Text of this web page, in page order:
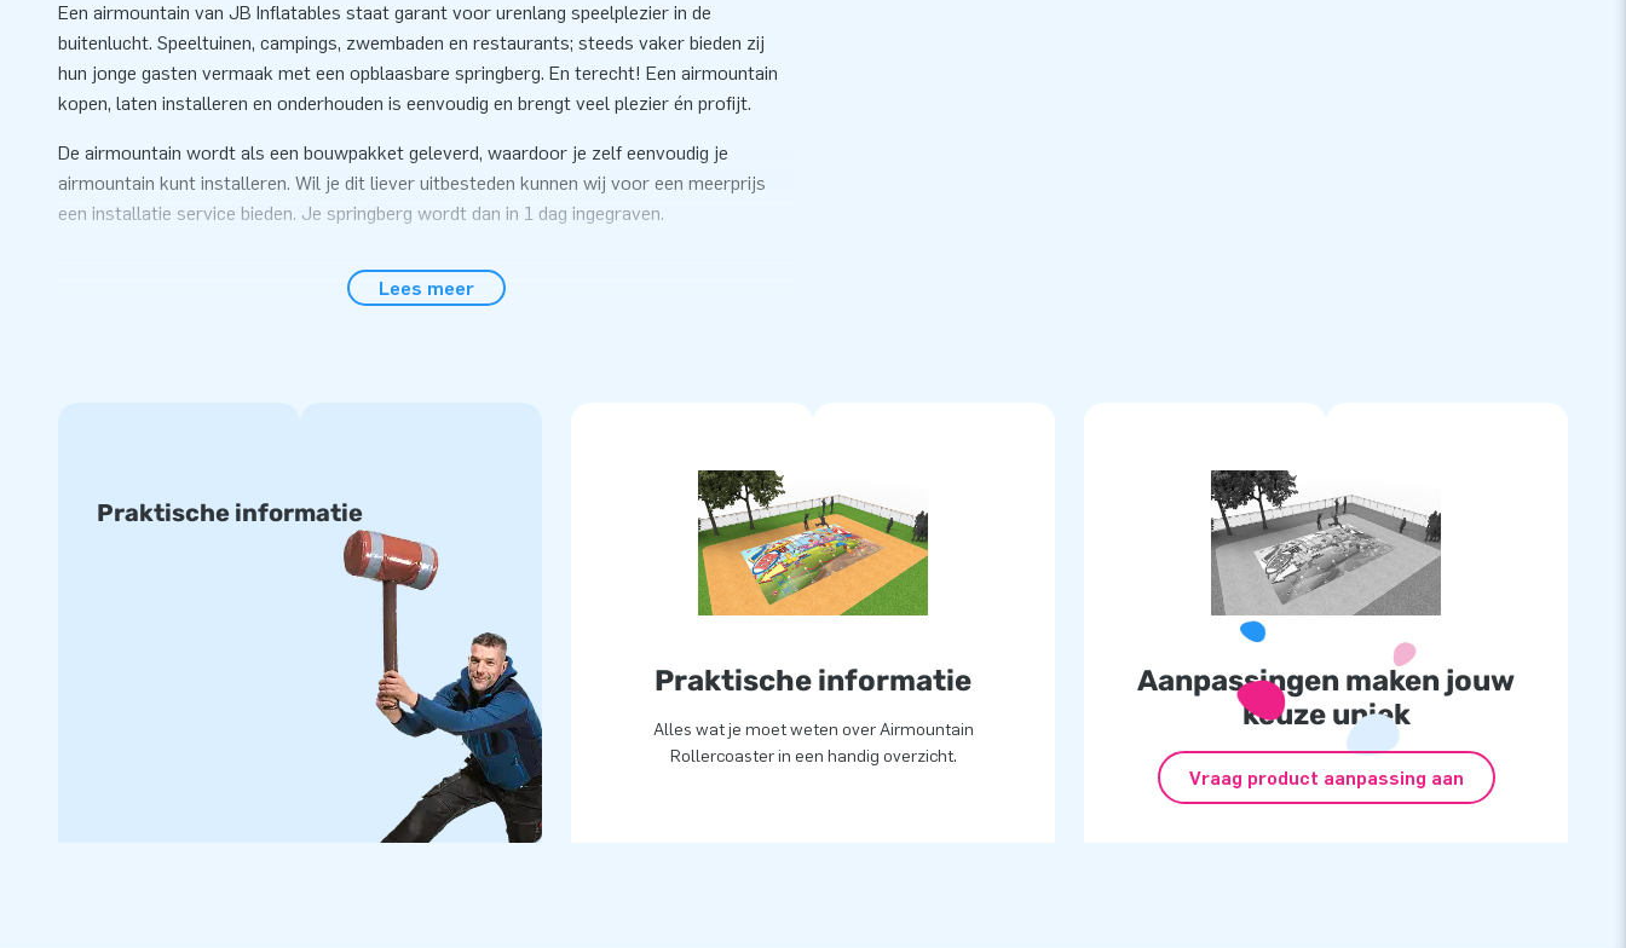
Een airmountain van JB Inflatables staat garant voor urenlang speelplezier in de
buitenlucht. Speeltuinen, campings, zwembaden en restaurants; steeds vaker bieden zij
hun jonge gasten vermaak met een opblaasbare springberg. En terecht! Een airmountain
kopen, laten installeren en onderhouden is eenvoudig en brengt veel plezier én profijt.
De airmountain wordt als een bouwpakket geleverd, waardoor je zelf eenvoudig je
airmountain kunt installeren. Wil je dit liever uitbesteden kunnen wij voor een meerprijs
een installatie service bieden. Je springberg wordt dan in 1 dag ingegraven.
• 6 x 12 m • 8 x 12 m • 14 x 20 m
Alle opblaasbare springbergen zijn gemaakt van materialen met een hoge kwaliteit. Ze
zijn standaard voorzien van de juiste certificatie en handleidingen voor professioneel
Standaard airmountains kunnen in ongeveer twee weken geleverd worden.
Wil je liever een airmountain in eigen kleuren of logo? Neem dan contact op en laat ons in-
house ontwerpteam er vrijblijvend een voor jou ontwerpen!
Lees meer
Praktische informatie
Praktische informatie
Alles wat je moet weten over Airmountain
Rollercoaster in een handig overzicht.
Aanpassingen maken jouw
keuze uniek
Vraag product aanpassing aan